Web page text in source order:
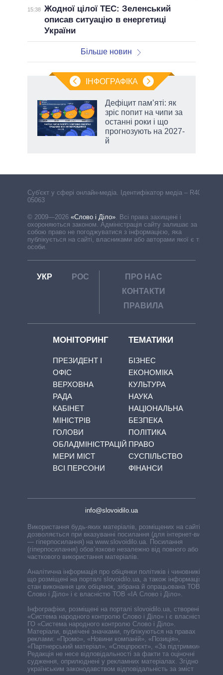
15:38 Жодної цілої ТЕС: Зеленський
описав ситуацію в енергетиці
України
Більше новин
ІНФОГРАФІКА
Дефіцит пам’яті: як
зріс попит на чипи за
останні роки і що
прогнозують на 2027-
й
Cуб'єкт у сфері онлайн-медіа. Ідентифікатор медіа – R40-
05063
© 2009—2026 «Слово і Діло». Всі права захищені і
охороняються законом. Адміністрація сайту залишає за
собою право не погоджуватися з інформацією, яка
публікується на сайті, власниками або авторами якої є треті
особи.
УКР РОС
ПРО НАС
КОНТАКТИ
ПРАВИЛА
МОНІТОРИНГ
ПРЕЗИДЕНТ І
ОФІС
ВЕРХОВНА
РАДА
КАБІНЕТ
МІНІСТРІВ
ГОЛОВИ
ОБЛАДМІНІСТРАЦІЙ
МЕРИ МІСТ
ВСІ ПЕРСОНИ
ТЕМАТИКИ
БІЗНЕС
ЕКОНОМІКА
КУЛЬТУРА
НАУКА
НАЦІОНАЛЬНА
БЕЗПЕКА
ПОЛІТИКА
ПРАВО
СУСПІЛЬСТВО
ФІНАНСИ
info@slovoidilo.ua
Використання будь-яких матеріалів, розміщених на сайті,
дозволяється при вказуванні посилання (для інтернет-видань
— гіперпосилання) на www.slovoidilo.ua. Посилання
(гіперпосилання) обов’язкове незалежно від повного або
часткового використання матеріалів.
Аналітична інформація про обіцянки політиків і чиновників,
що розміщені на порталі slovoidilo.ua, а також інформація про
стан виконання цих обіцянок, зібрана й опрацьована ТОВ «ІА
Слово і Діло» і є власністю ТОВ «ІА Слово і Діло».
Інфографіки, розміщені на порталі slovoidilo.ua, створені ГО
«Система народного контролю Слово і Діло» і є власністю
ГО «Система народного контролю Слово і Діло».
Матеріали, відмічені значками, публікуються на правах
реклами: «Промо», «Новини компаній», «Позиція»,
«Партнерський матеріал», «Спецпроєкт», «За підтримки».
Редакція не несе відповідальності за факти та оціночні
судження, оприлюднені у рекламних матеріалах. Згідно з
українським законодавством відповідальність за зміст